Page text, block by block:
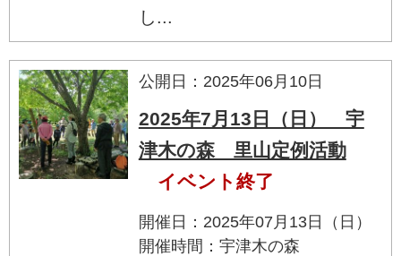
し...
公開日：2025年06月10日
2025年7月13日（日） 宇
津木の森 里山定例活動
イベント終了
開催日：2025年07月13日（日）
開催時間：宇津木の森